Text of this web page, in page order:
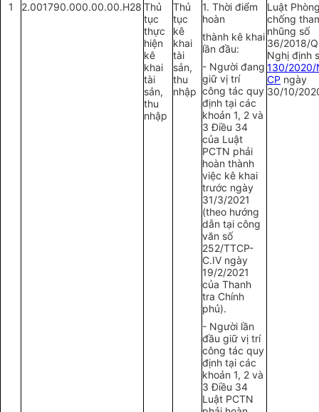
1 2.001790.000.00.00.H28 Thủ
tục
thực
hiện
kê
khai
tài
sản,
thu
nhập
Thủ
tục
kê
khai
tài
sản,
thu
nhập
1. Thời điểm
hoàn
thành kê khai
lần đầu:
- Người đang
giữ vị trí
công tác quy
định tại các
khoản 1, 2 và
3 Điều 34
của Luật
PCTN phải
hoàn thành
việc kê khai
trước ngày
31/3/2021
(theo hướng
dẫn tại công
văn số
252/TTCP-
C.IV ngày
19/2/2021
của Thanh
tra Chính
phủ).
- Người lần
đầu giữ vị trí
công tác quy
định tại các
khoản 1, 2 và
3 Điều 34
Luật PCTN
Luật
chống
nhũng số
36/2018/
Nghị định
130/
CP ngày
30/10/